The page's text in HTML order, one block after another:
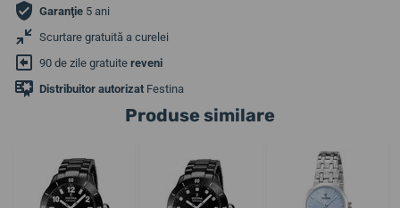
Garanţie 5 ani
Scurtare gratuită a curelei
90 de zile gratuite reveni
Distribuitor autorizat Festina
Produse similare